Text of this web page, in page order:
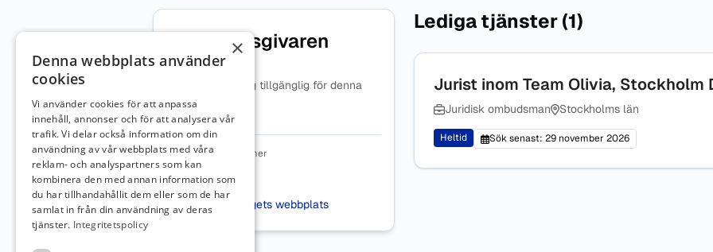
Om arbetsgivaren
Ingen beskrivning tillgänglig för denna
Organisationsnummer
5567420731
Webbplats
Besök företagets webbplats
Lediga tjänster (1)
Jurist inom Team Olivia, Stockholm
Juridisk ombudsman Stockholms län
Heltid Sök senast: 29 november 2026
×
Denna webbplats använder
cookies
Vi använder cookies för att anpassa
innehåll, annonser och för att analysera vår
trafik. Vi delar också information om din
användning av vår webbplats med våra
reklam- och analyspartners som kan
kombinera den med annan information som
du har tillhandahållit dem eller som de har
samlat in från din användning av deras
tjänster. Integritetspolicy